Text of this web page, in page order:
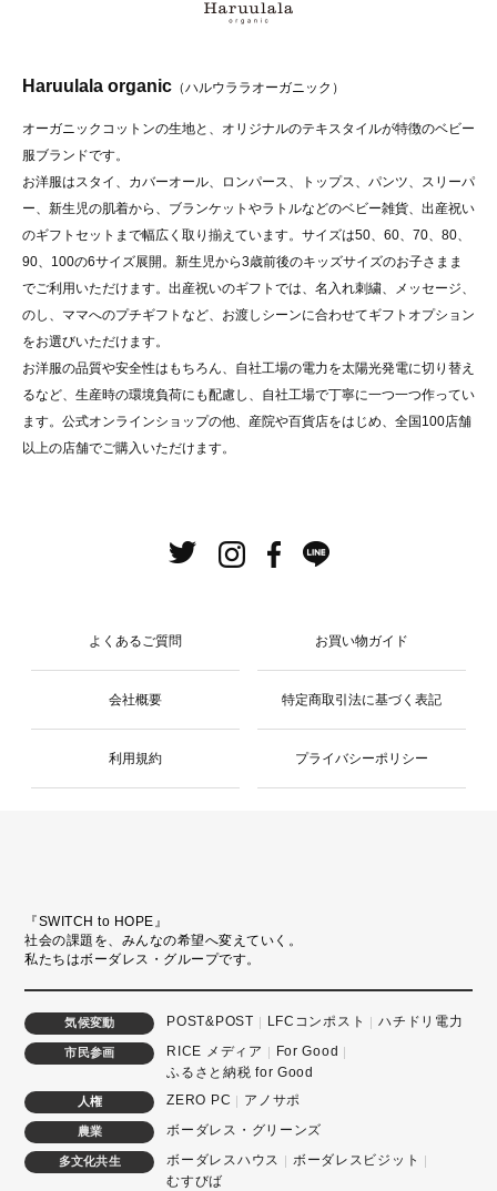
Haruulala organic （ハルウララオーガニック）
オーガニックコットンの生地と、オリジナルのテキスタイルが特徴のベビー
服ブランドです。
お洋服はスタイ、カバーオール、ロンパース、トップス、パンツ、スリーパ
ー、新生児の肌着から、ブランケットやラトルなどのベビー雑貨、出産祝い
のギフトセットまで幅広く取り揃えています。サイズは50、60、70、80、
90、100の6サイズ展開。新生児から3歳前後のキッズサイズのお子さまま
でご利用いただけます。出産祝いのギフトでは、名入れ刺繍、メッセージ、
のし、ママへのプチギフトなど、お渡しシーンに合わせてギフトオプション
をお選びいただけます。
お洋服の品質や安全性はもちろん、自社工場の電力を太陽光発電に切り替え
るなど、生産時の環境負荷にも配慮し、自社工場で丁寧に一つ一つ作ってい
ます。公式オンラインショップの他、産院や百貨店をはじめ、全国100店舗
以上の店舗でご購入いただけます。
よくあるご質問 お買い物ガイド
会社概要 特定商取引法に基づく表記
利用規約 プライバシーポリシー
『SWITCH to HOPE』
社会の課題を、みんなの希望へ変えていく。
私たちはボーダレス・グループです。
気候変動 POST&POST LFCコンポスト ハチドリ電力
市民参画 RICE メディア
For Good
ふるさと納税 for Good
人権 ZERO PC アノサポ
農業 ボーダレス・グリーンズ
多文化共生 ボーダレスハウス
ボーダレスビジット
むすびば